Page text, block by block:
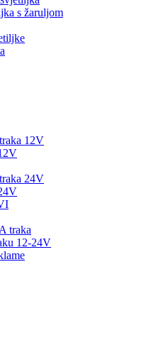
s žaruljom
12V
24V
traka
12-24V